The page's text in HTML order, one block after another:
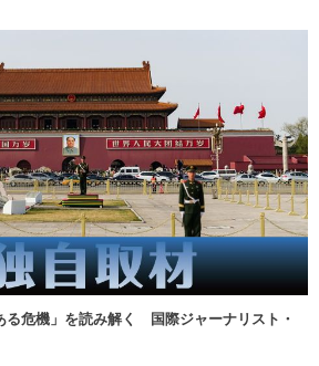
る危機」を読み解く 国際ジャーナリスト・